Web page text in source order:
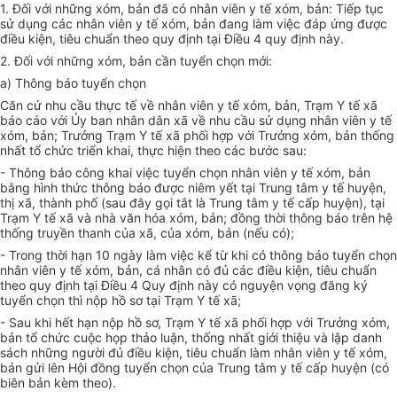
1. Đối với những xóm, bản đã có nhân viên y tế xóm, bản: Tiếp tục
sử dụng các nhân viên y tế xóm, bản đang làm việc đáp ứng được
điều kiện, tiêu chuẩn theo quy định tại Điều 4 quy định này.
2. Đối với những xóm, bản cần tuyển chọn mới:
a) Thông báo tuyển chọn
Căn cứ nhu cầu thực tế về nhân viên y tế xóm, bản, Trạm Y tế xã
báo cáo với Ủy ban nhân dân xã về nhu cầu sử dụng nhân viên y tế
xóm, bản; Trưởng Trạm Y tế xã phối hợp với Trưởng xóm, bản thống
nhất tổ chức triển khai, thực hiện theo các bước sau:
- Thông báo công khai việc tuyển chọn nhân viên y tế xóm, bản
bằng hình thức thông báo được niêm yết tại Trung tâm y tế huyện,
thị xã, thành phố (sau đây gọi tắt là Trung tâm y tế cấp huyện), tại
Trạm Y tế xã và nhà văn hóa xóm, bản; đồng thời thông báo trên hệ
thống truyền thanh của xã, của xóm, bản (nếu có);
- Trong thời hạn 10 ngày làm việc kể từ khi có thông báo tuyển chọn
nhân viên y tế xóm, bản, cá nhân có đủ các điều kiện, tiêu chuẩn
theo quy định tại Điều 4 Quy định này có nguyện vọng đăng ký
tuyển chọn thì nộp hồ sơ tại Trạm Y tế xã;
- Sau khi hết hạn nộp hồ sơ, Trạm Y tế xã phối hợp với Trưởng xóm,
bản tổ chức cuộc họp thảo luận, thống nhất giới thiệu và lập danh
sách những người đủ điều kiện, tiêu chuẩn làm nhân viên y tế xóm,
bản gửi lên Hội đồng tuyển chọn của Trung tâm y tế cấp huyện (có
biên bản kèm theo).